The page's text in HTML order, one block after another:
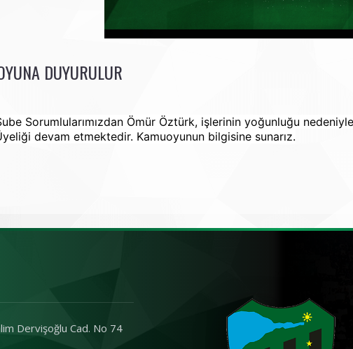
DUYURULUR
Sorumlularımızdan Ömür Öztürk, işlerinin yoğunluğu
devam etmektedir. Kamuoyunun bilgisine sunarız.
Dervişoğlu Cad. No 74